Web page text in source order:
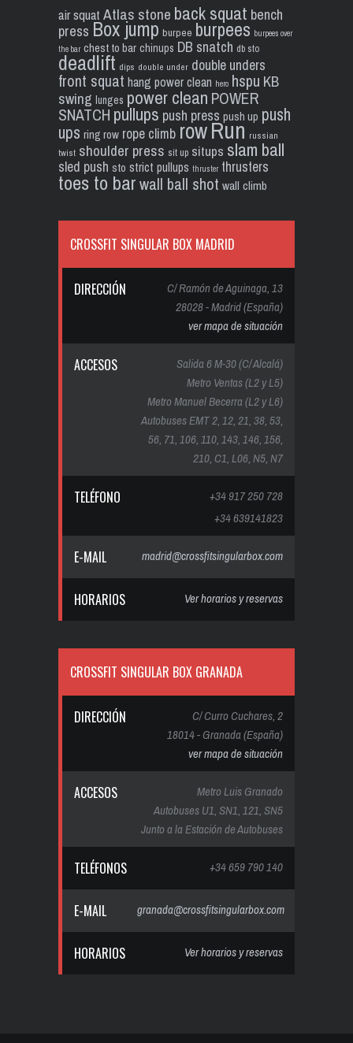
air squat Atlas stone back squat bench
press Box jump burpee burpees burpees over
the bar chest to bar chinups DB snatch db sto
deadlift dips double under double unders
front squat hang power clean hero hspu KB
swing lunges power clean POWER
SNATCH pullups push press push up push
ups ring row rope climb rowRun russian
twist shoulder press sit up situps slam ball
sled push sto strict pullups thruster thrusters
toes to barwall ball shot wall climb
CROSSFIT SINGULAR BOX MADRID
DIRECCIÓN
C/ Ramón de Aguinaga, 13
28028 - Madrid (España)
ver mapa de situación
ACCESOS
Salida 6 M-30 (C/ Alcalá)
Metro Ventas (L2 y L5)
Metro Manuel Becerra (L2 y L6)
Autobuses EMT 2, 12, 21, 38, 53,
56, 71, 106, 110, 143, 146, 156,
210, C1, L06, N5, N7
TELÉFONO
+34 917 250 728
+34 639141823
E-MAIL madrid@crossfitsingularbox.com
HORARIOS Ver horarios y reservas
CROSSFIT SINGULAR BOX GRANADA
DIRECCIÓN
C/ Curro Cuchares, 2
18014 - Granada (España)
ver mapa de situación
ACCESOS
Metro Luis Granado
Autobuses U1, SN1, 121, SN5
Junto a la Estación de Autobuses
TELÉFONOS +34 659 790 140
E-MAIL granada@crossfitsingularbox.com
HORARIOS Ver horarios y reservas